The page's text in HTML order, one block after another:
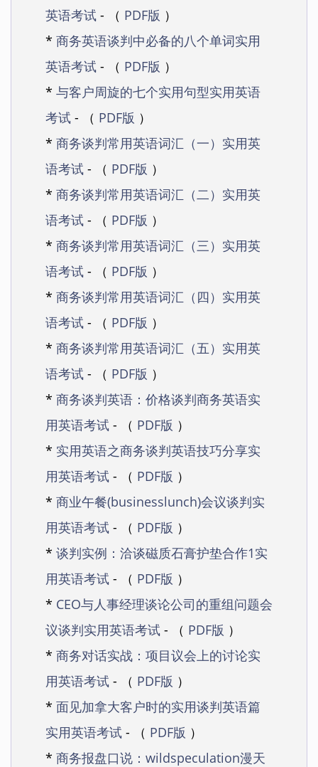
英语考试 - （ PDF版 ）
* 商务英语谈判中必备的八个单词实用
英语考试 - （ PDF版 ）
* 与客户周旋的七个实用句型实用英语
考试 - （ PDF版 ）
* 商务谈判常用英语词汇（一）实用英
语考试 - （ PDF版 ）
* 商务谈判常用英语词汇（二）实用英
语考试 - （ PDF版 ）
* 商务谈判常用英语词汇（三）实用英
语考试 - （ PDF版 ）
* 商务谈判常用英语词汇（四）实用英
语考试 - （ PDF版 ）
* 商务谈判常用英语词汇（五）实用英
语考试 - （ PDF版 ）
* 商务谈判英语：价格谈判商务英语实
用英语考试 - （ PDF版 ）
* 实用英语之商务谈判英语技巧分享实
用英语考试 - （ PDF版 ）
* 商业午餐(businesslunch)会议谈判实
用英语考试 - （ PDF版 ）
* 谈判实例：洽谈磁质石膏护垫合作1实
用英语考试 - （ PDF版 ）
* CEO与人事经理谈论公司的重组问题会
议谈判实用英语考试 - （ PDF版 ）
* 商务对话实战：项目议会上的讨论实
用英语考试 - （ PDF版 ）
* 面见加拿大客户时的实用谈判英语篇
实用英语考试 - （ PDF版 ）
* 商务报盘口说：wildspeculation漫天